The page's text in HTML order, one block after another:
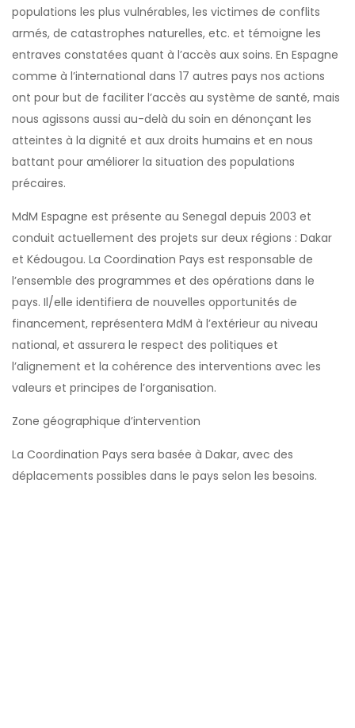
populations les plus vulnérables, les victimes de conflits
armés, de catastrophes naturelles, etc. et témoigne les
entraves constatées quant à l’accès aux soins. En Espagne
comme à l’international dans 17 autres pays nos actions
ont pour but de faciliter l’accès au système de santé, mais
nous agissons aussi au-delà du soin en dénonçant les
atteintes à la dignité et aux droits humains et en nous
battant pour améliorer la situation des populations
précaires.
MdM Espagne est présente au Senegal depuis 2003 et
conduit actuellement des projets sur deux régions : Dakar
et Kédougou. La Coordination Pays est responsable de
l’ensemble des programmes et des opérations dans le
pays. Il/elle identifiera de nouvelles opportunités de
financement, représentera MdM à l’extérieur au niveau
national, et assurera le respect des politiques et
l’alignement et la cohérence des interventions avec les
valeurs et principes de l’organisation.
Zone géographique d’intervention
La Coordination Pays sera basée à Dakar, avec des
déplacements possibles dans le pays selon les besoins.